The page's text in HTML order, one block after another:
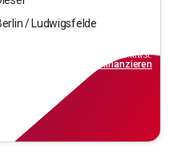
/ Ludwigsfelde
inkl.MwSt.
finanzieren